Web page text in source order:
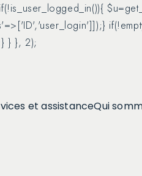
} }, 2);
et assistanceQui